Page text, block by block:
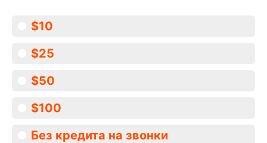
$10
$25
$50
$100
Без кредита на звонки